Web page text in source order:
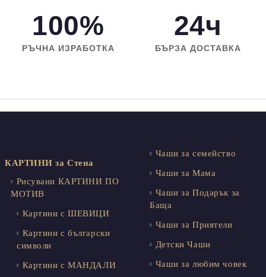
100%
РЪЧНА ИЗРАБОТКА
24ч
БЪРЗА ДОСТАВКА
КАРТИНИ за Стена
Рисувани КАРТИНИ ПО
МОТИВ
Картини с ШЕВИЦИ
Картини с български
символи
Картини с МАНДАЛИ
Чаши за семейство
Чаши за Мама
Чаши за Подарък за
Баща
Чаши за Приятели
Детски Чаши
Чаши за любим човек